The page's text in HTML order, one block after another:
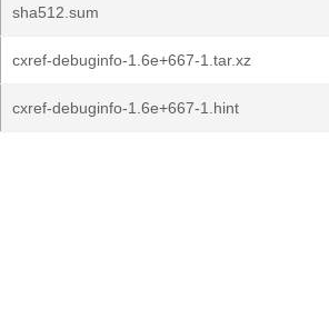
sha512.sum
cxref-debuginfo-1.6e+667-1.tar.xz
cxref-debuginfo-1.6e+667-1.hint